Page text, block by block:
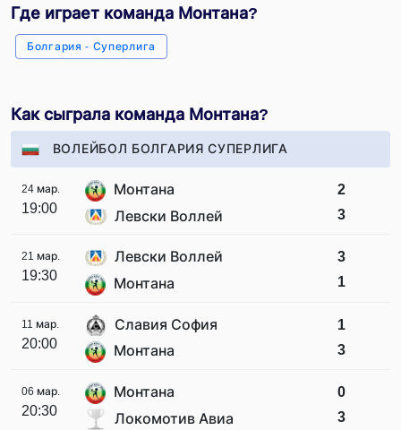
Где играет команда Монтана?
Болгария - Суперлига
Как сыграла команда Монтана?
ВОЛЕЙБОЛ БОЛГАРИЯ СУПЕРЛИГА
24 мар.
19:00
Монтана
Левски Воллей
2
3
21 мар.
19:30
Левски Воллей
Монтана
3
1
11 мар.
20:00
Славия София
Монтана
1
3
06 мар.
20:30
Монтана
Локомотив Авиа
0
3